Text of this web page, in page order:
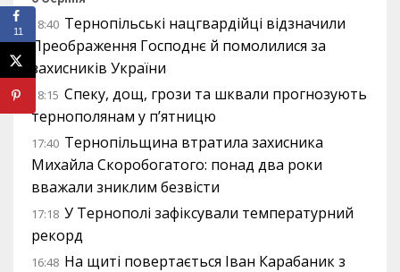
18:40 Тернопільські нацгвардійці відзначили
Преображення Господнє й помолилися за
захисників України
18:15 Спеку, дощ, грози та шквали прогнозують
тернополянам у п’ятницю
17:40 Тернопільщина втратила захисника
Михайла Скоробогатого: понад два роки
вважали зниклим безвісти
17:18 У Тернополі зафіксували температурний
рекорд
16:48 На щиті повертається Іван Карабаник з
11